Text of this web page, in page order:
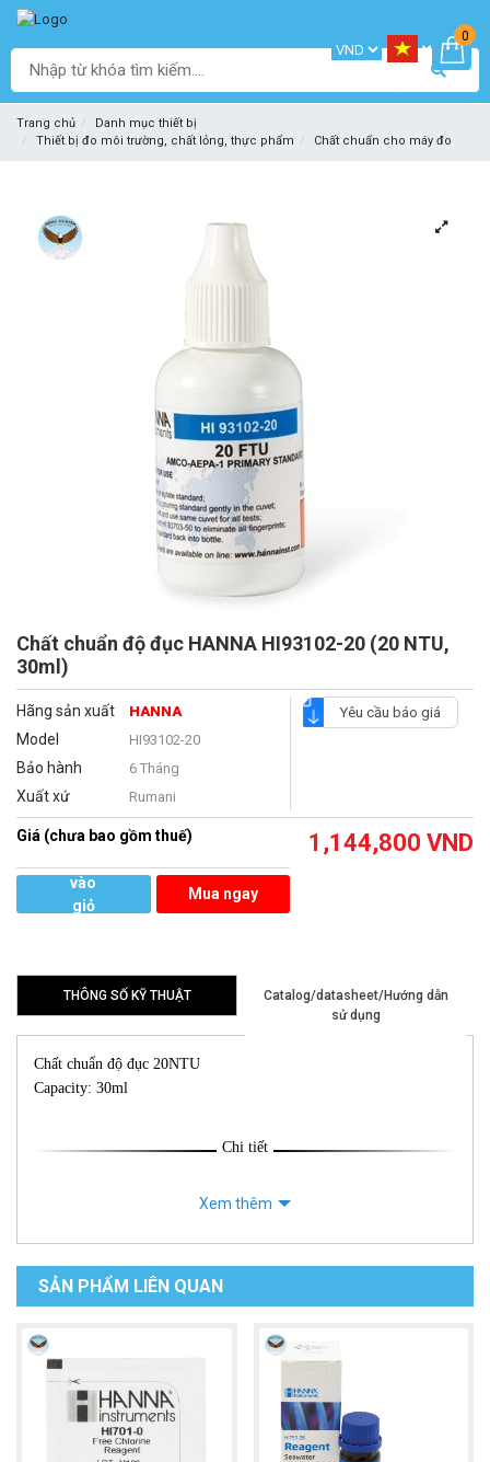
0
Trang chủ
Danh mục thiết bị
Thiết bị đo môi trường, chất lỏng, thực phẩm
Chất chuẩn cho máy đo
Chất chuẩn độ đục HANNA HI93102-20 (20 NTU,
30ml)
Hãng sản xuất HANNA
Model HI93102-20
Bảo hành 6 Tháng
Xuất xứ Rumani
Yêu cầu báo giá
Giá (chưa bao gồm thuế) 1,144,800 VND
vào
giỏ
Mua ngay
THÔNG SỐ KỸ THUẬT
Catalog/datasheet/Hướng dẫn
sử dụng
Chất chuẩn độ đục 20NTU
Capacity: 30ml
Chi tiết
Xem thêm
SẢN PHẨM LIÊN QUAN